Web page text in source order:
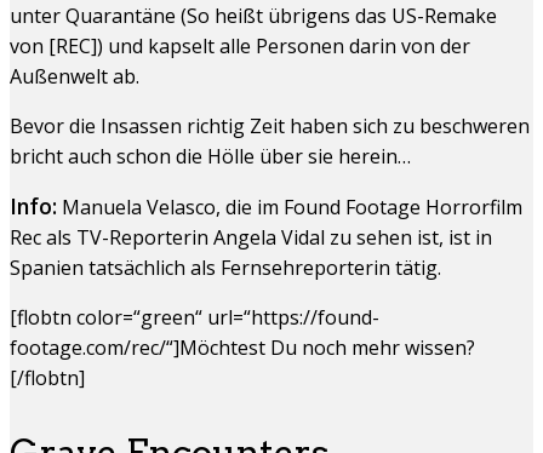
unter Quarantäne (So heißt übrigens das US-Remake
von [REC]) und kapselt alle Personen darin von der
Außenwelt ab.
Bevor die Insassen richtig Zeit haben sich zu beschweren
bricht auch schon die Hölle über sie herein…
Info: Manuela Velasco, die im Found Footage Horrorfilm
Rec als TV-Reporterin Angela Vidal zu sehen ist, ist in
Spanien tatsächlich als Fernsehreporterin tätig.
[flobtn color=“green“ url=“https://found-
footage.com/rec/“]Möchtest Du noch mehr wissen?
[/flobtn]